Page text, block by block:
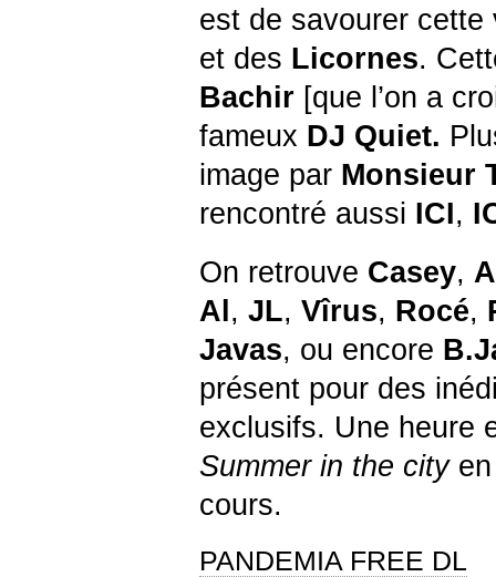
est de savourer
et des Licornes.
Bachir [que l’on a
fameux DJ Quiet.
image par Monsieur
rencontré aussi ICI,
On retrouve Casey,
Al, JL, Vîrus, Rocé,
Javas, ou encore
présent pour des
exclusifs. Une heure
Summer in the cityen
cours.
PANDEMIA FREE DL